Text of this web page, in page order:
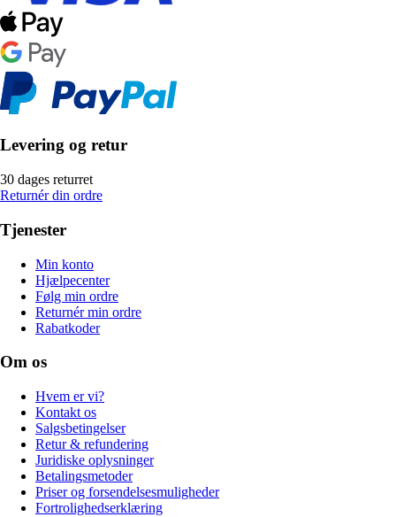
Levering og retur
30 dages returret
Returnér din ordre
Tjenester
Min konto
Hjælpecenter
Følg min ordre
Returnér min ordre
Rabatkoder
Om os
Hvem er vi?
Kontakt os
Salgsbetingelser
Retur & refundering
Juridiske oplysninger
Betalingsmetoder
Priser og forsendelsesmuligheder
Fortrolighedserklæring